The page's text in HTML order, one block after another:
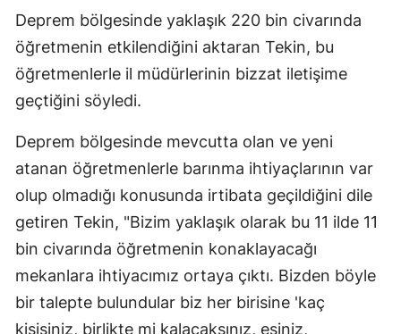
Deprem bölgesinde yaklaşık 220 bin civarında
öğretmenin etkilendiğini aktaran Tekin, bu
öğretmenlerle il müdürlerinin bizzat iletişime
geçtiğini söyledi.
Deprem bölgesinde mevcutta olan ve yeni
atanan öğretmenlerle barınma ihtiyaçlarının var
olup olmadığı konusunda irtibata geçildiğini dile
getiren Tekin, "Bizim yaklaşık olarak bu 11 ilde 11
bin civarında öğretmenin konaklayacağı
mekanlara ihtiyacımız ortaya çıktı. Bizden böyle
bir talepte bulundular biz her birisine 'kaç
kişisiniz, birlikte mi kalacaksınız, eşiniz,